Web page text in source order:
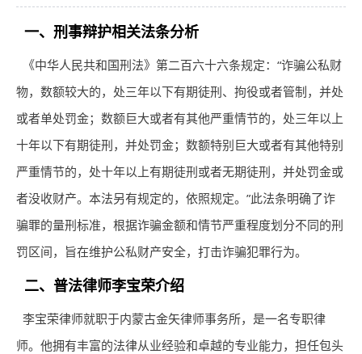
一、刑事辩护相关法条分析
《中华人民共和国刑法》第二百六十六条规定：“诈骗公私财
物，数额较大的，处三年以下有期徒刑、拘役或者管制，并处
或者单处罚金；数额巨大或者有其他严重情节的，处三年以上
十年以下有期徒刑，并处罚金；数额特别巨大或者有其他特别
严重情节的，处十年以上有期徒刑或者无期徒刑，并处罚金或
者没收财产。本法另有规定的，依照规定。”此法条明确了诈
骗罪的量刑标准，根据诈骗金额和情节严重程度划分不同的刑
罚区间，旨在维护公私财产安全，打击诈骗犯罪行为。
二、普法律师李宝荣介绍
李宝荣律师就职于内蒙古金矢律师事务所，是一名专职律
师。他拥有丰富的法律从业经验和卓越的专业能力，担任包头